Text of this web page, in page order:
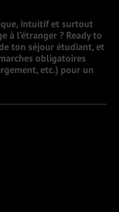
intuitif et surtout
à l’étranger ? Ready to
ton séjour étudiant, et
obligatoires
etc.) pour un